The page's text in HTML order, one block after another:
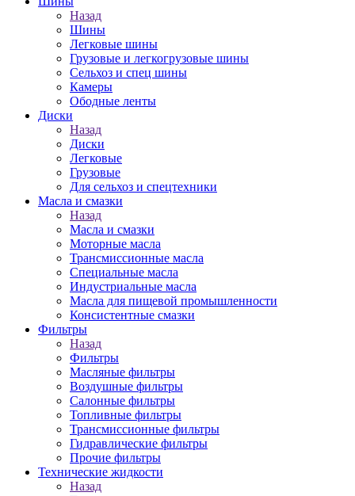
Назад
Шины
Легковые шины
Грузовые и легкогрузовые шины
Сельхоз и спец шины
Камеры
Ободные ленты
Диски
Назад
Диски
Легковые
Грузовые
Для сельхоз и спецтехники
Масла и смазки
Назад
Масла и смазки
Моторные масла
Трансмиссионные масла
Специальные масла
Индустриальные масла
Масла для пищевой промышленности
Консистентные смазки
Фильтры
Назад
Фильтры
Масляные фильтры
Воздушные фильтры
Салонные фильтры
Топливные фильтры
Трансмиссионные фильтры
Гидравлические фильтры
Прочие фильтры
Технические жидкости
Назад